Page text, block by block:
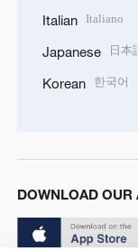
Italian Italiano
Japanese 日本
Korean 한국어
DOWNLOAD OUR